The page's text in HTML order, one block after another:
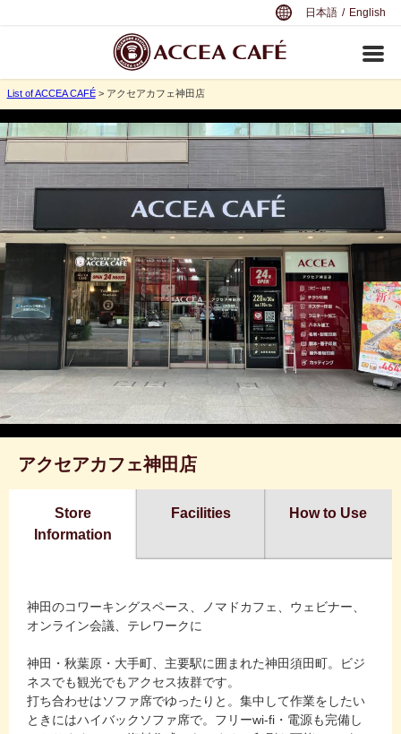
日本語 / English
List of ACCEA CAFÉ> アクセアカフェ神田店
アクセアカフェ神田店
Store
Information
Facilities How to Use
神田のコワーキングスペース、ノマドカフェ、ウェビナー、
オンライン会議、テレワークに
神田・秋葉原・大手町、主要駅に囲まれた神田須田町。ビジ
ネスでも観光でもアクセス抜群です。
打ち合わせはソファ席でゆったりと。集中して作業をしたい
ときにはハイバックソファ席で。フリーwi-fi・電源も完備し